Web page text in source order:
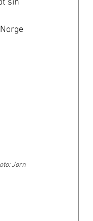
sin
Jørn